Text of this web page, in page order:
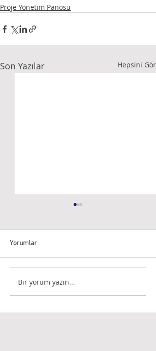
Proje Yönetim Panosu
Son Yazılar Hepsini Gör
Yorumlar
Bir yorum yazın...